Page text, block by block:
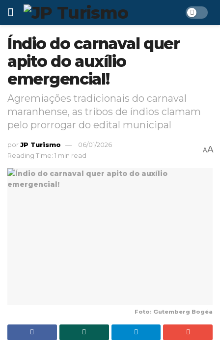
Índio do carnaval quer
apito do auxílio
emergencial!
Agremiações tradicionais do carnaval
maranhense, as tribos de índios clamam
pelo prorrogar do edital municipal
porJP Turismo
06/01/2026
Reading Time: 1 min read
AA
Foto: Gutemberg Bogéa